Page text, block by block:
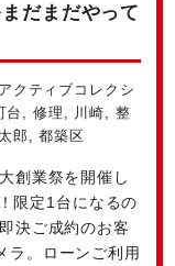
だまだやって
アクティブコレクシ
台 修理 川崎
整
郎 ,都築区
創業祭を開催し
限定1台になるの
決ご成約のお客
ラ。ローンご利用